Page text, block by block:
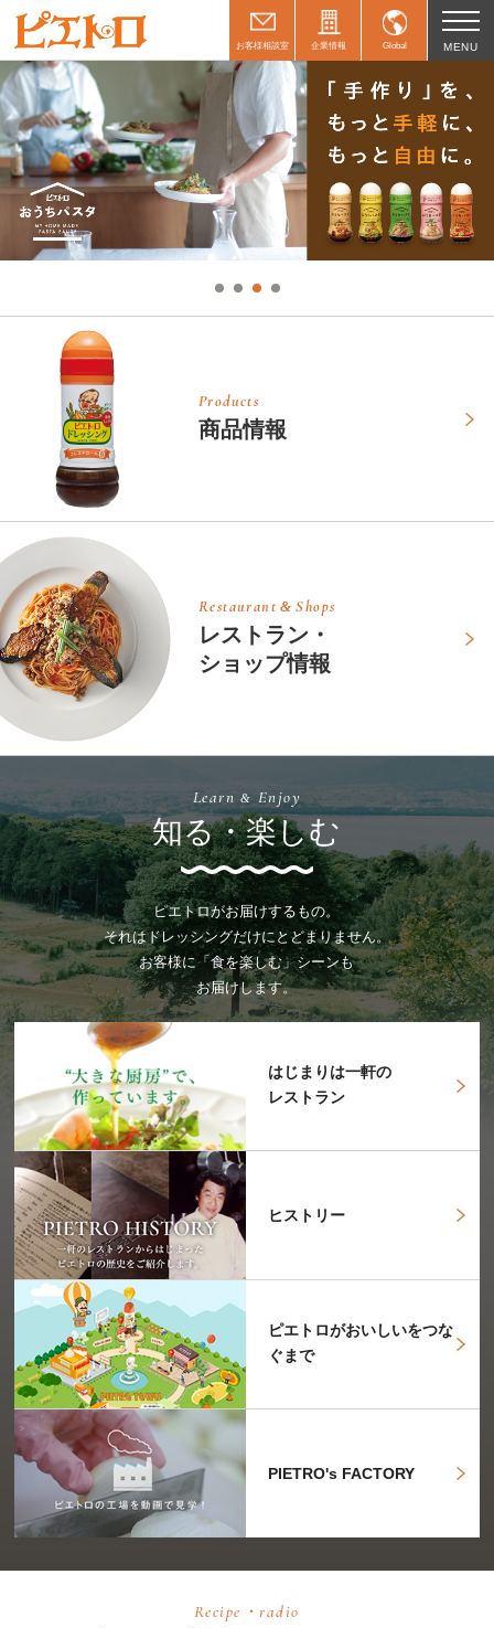
お客様相談室 企業情報 Global MENU
Products
商品情報
Restaurant & Shops
レストラン・
ショップ情報
Learn & Enjoy
知る・楽しむ
ピエトロがお届けするもの。
それはドレッシングだけにとどまりません。
お客様に「食を楽しむ」シーンも
お届けします。
はじまりは一軒の
レストラン
ヒストリー
ピエトロがおいしいをつな
ぐまで
PIETRO's FACTORY
Recipe・radio